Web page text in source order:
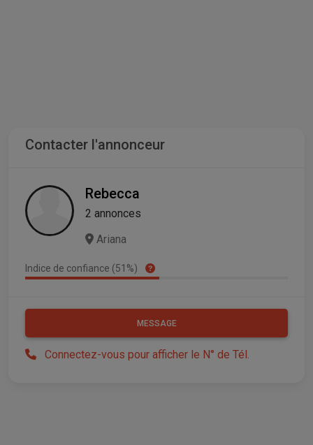
Contacter l'annonceur
Rebecca
2 annonces
Ariana
Indice de confiance (51%)
MESSAGE
Connectez-vous pour afficher le N° de Tél.